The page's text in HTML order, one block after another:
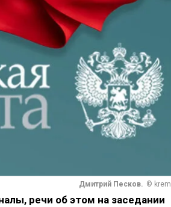
Дмитрий Песков. ©
речи об этом на заседании